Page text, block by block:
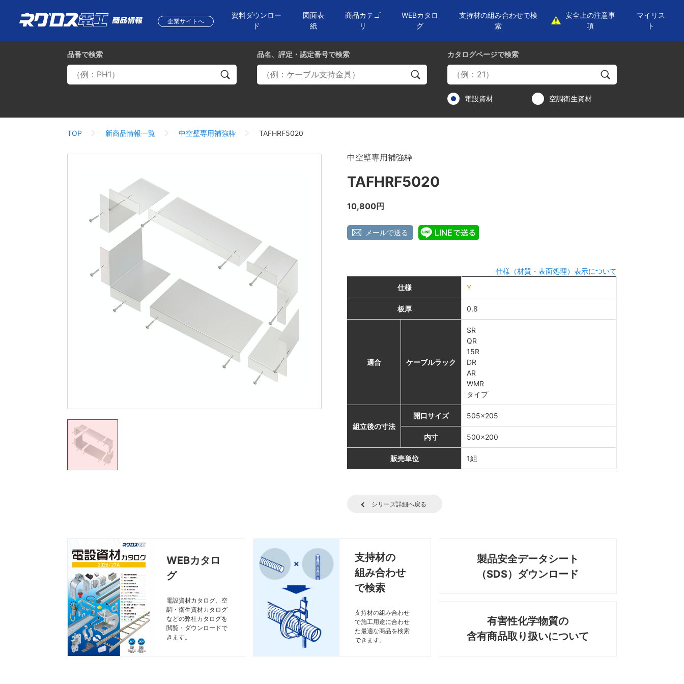
企業サイトへ
資料ダウンロー
ド
図面表
紙
商品カテゴ
リ
WEBカタロ
グ
支持材の組み合わせで検
索
安全上の注意事
項
マイリス
ト
品番で検索 カタログページで検索
電設資材 空調衛生資材
品名、評定・認定番号で検索
TOP 新商品情報一覧 中空壁専用補強枠 TAFHRF5020
中空壁専用補強枠
TAFHRF5020
10,800円
メールで送る
仕様（材質・表面処理）表示について
仕様
Y
板厚 0.8
適合 ケーブルラック
SR
QR
15R
DR
AR
WMR
タイプ
組立後の寸法
開口サイズ 505×205
内寸 500×200
販売単位 1組
シリーズ詳細へ戻る
WEBカタロ
グ
電設資材カタログ、空
調・衛生資材カタログ
などの弊社カタログを
閲覧・ダウンロードで
きます。
支持材の
組み合わせ
で検索
支持材の組み合わせ
で施工用途に合わせ
た最適な商品を検索
できます。
製品安全データシート
（SDS）ダウンロード
有害性化学物質の
含有商品取り扱いについて